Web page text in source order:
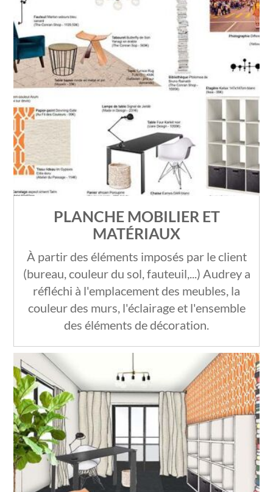
PLANCHE MOBILIER ET
MATÉRIAUX
À partir des éléments imposés par le client
(bureau, couleur du sol, fauteuil,...) Audrey a
réfléchi à l'emplacement des meubles, la
couleur des murs, l'éclairage et l'ensemble
des éléments de décoration.